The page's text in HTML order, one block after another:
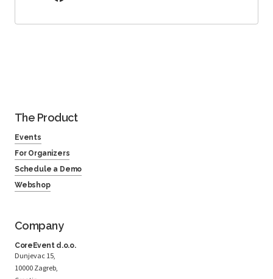
The Product
Events
For Organizers
Schedule a Demo
Webshop
Company
CoreEvent d.o.o.
Dunjevac 15,
10000 Zagreb,